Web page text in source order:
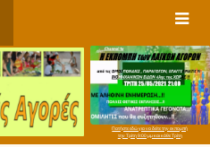
Πατήστε εδώ για να δείτε την εκπομπή
την Τρίτη 9:00 μμ και κάθε Τρίτη